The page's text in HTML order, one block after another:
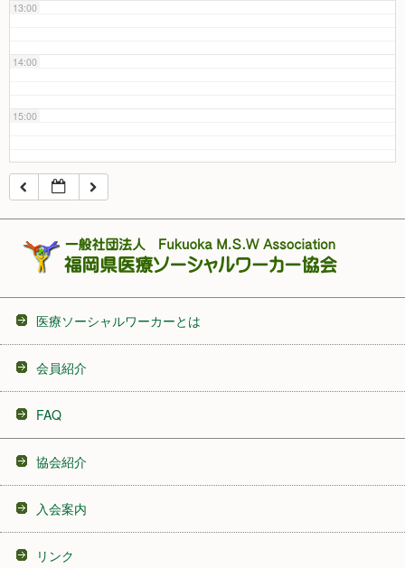
13:00
14:00
15:00
16:00
21:00
23:00
医療ソーシャルワーカーとは
会員紹介
FAQ
協会紹介
入会案内
リンク